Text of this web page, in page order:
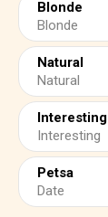
Blonde
Blonde
Natural
Natural
Interesting
Interesting
Petsa
Date